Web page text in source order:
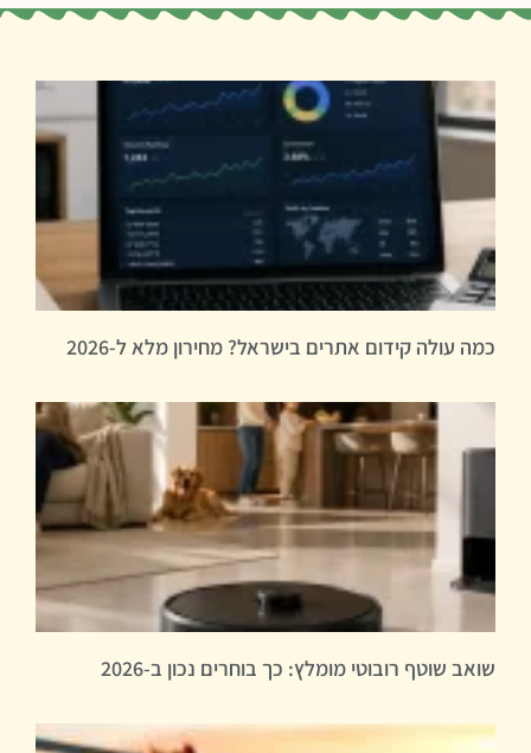
כמה עולה קידום אתרים בישראל? מחירון מלא ל-2026
שואב שוטף רובוטי מומלץ: כך בוחרים נכון ב-2026